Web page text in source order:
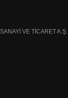
VE TİCARET A.Ş.